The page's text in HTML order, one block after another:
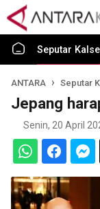
Seputar Kalsel
ANTARA Seputar
Jepang
Senin, 20 April